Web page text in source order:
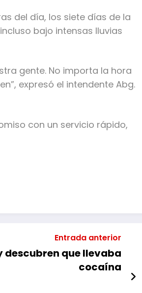
del día, los siete días de la
bajo intensas lluvias
gente. No importa la hora
expresó el intendente Abg.
con un servicio rápido,
Entrada anterior
descubren que llevaba
cocaína